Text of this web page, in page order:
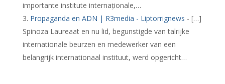
importante institute internaționale,…
Propaganda en ADN | R3media - Liptorrignews - […]
Spinoza Laureaat en nu lid, begunstigde van talrijke
internationale beurzen en medewerker van een
belangrijk internationaal instituut, werd opgericht…